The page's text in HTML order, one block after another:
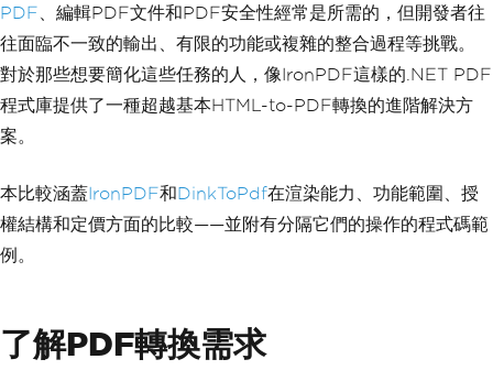
PDF、編輯PDF文件和PDF安全性經常是所需的，但開發者往
往面臨不一致的輸出、有限的功能或複雜的整合過程等挑戰。
對於那些想要簡化這些任務的人，像IronPDF這樣的.NET PDF
程式庫提供了一種超越基本HTML-to-PDF轉換的進階解決方
案。
本比較涵蓋IronPDF和DinkToPdf在渲染能力、功能範圍、授
權結構和定價方面的比較——並附有分隔它們的操作的程式碼範
例。
了解PDF轉換需求